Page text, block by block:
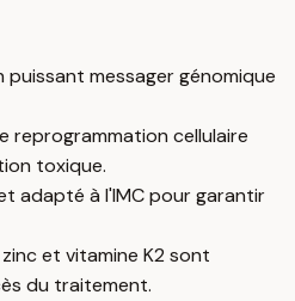
messager génomique
reprogrammation cellulaire
toxique.
adapté à l'IMC pour garantir
et vitamine K2 sont
du traitement.